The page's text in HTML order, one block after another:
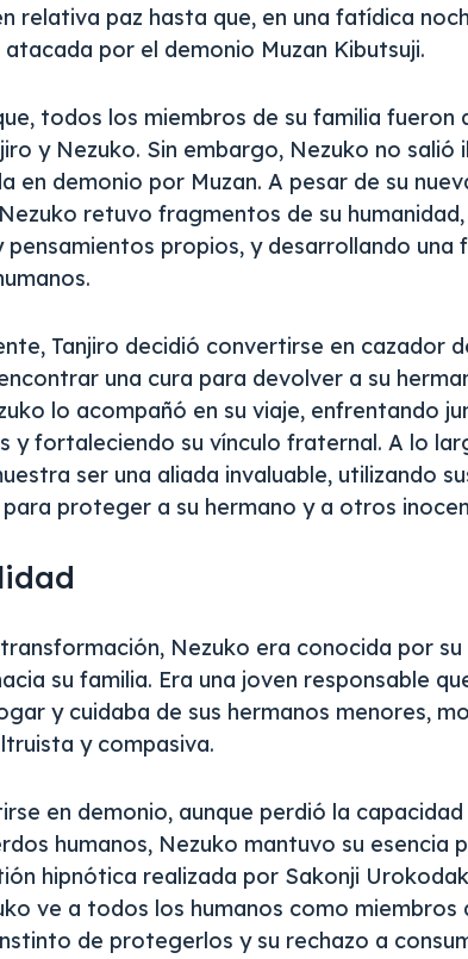
relativa paz hasta que, en una fatídica
por el demonio Muzan Kibutsuji.
todos los miembros de su familia fueron
y Nezuko. Sin embargo, Nezuko no salió
en demonio por Muzan. A pesar de su
retuvo fragmentos de su
pensamientos propios, y desarrollando una
Tanjiro decidió convertirse en cazador
una cura para devolver a su
lo acompañó en su viaje, enfrentando
y fortaleciendo su vínculo fraternal. A lo
ser una aliada invaluable, utilizando
proteger a su hermano y a otros
Nezuko era conocida por
su familia. Era una joven responsable
y cuidaba de sus hermanos menores,
y compasiva.
en demonio, aunque perdió la
humanos, Nezuko mantuvo su esencia
hipnótica realizada por Sakonji
ve a todos los humanos como miembros
de protegerlos y su rechazo a